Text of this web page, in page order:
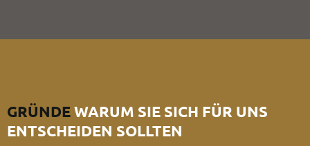
GRÜNDEWARUM SIE SICH FÜR UNS
ENTSCHEIDEN SOLLTEN